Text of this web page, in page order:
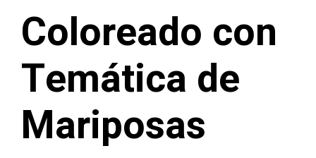
Coloreado con
Temática de
Mariposas